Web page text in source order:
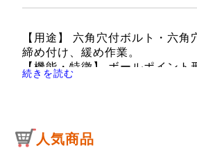
【用途】 六角穴付ボルト・六角
締め付け、緩め作業。
【機能・特徴】 ボールポイント
場所や障害物のある場所でも斜
【注意事項】 ボルト・ネジのサ
続きを読む
人気商品